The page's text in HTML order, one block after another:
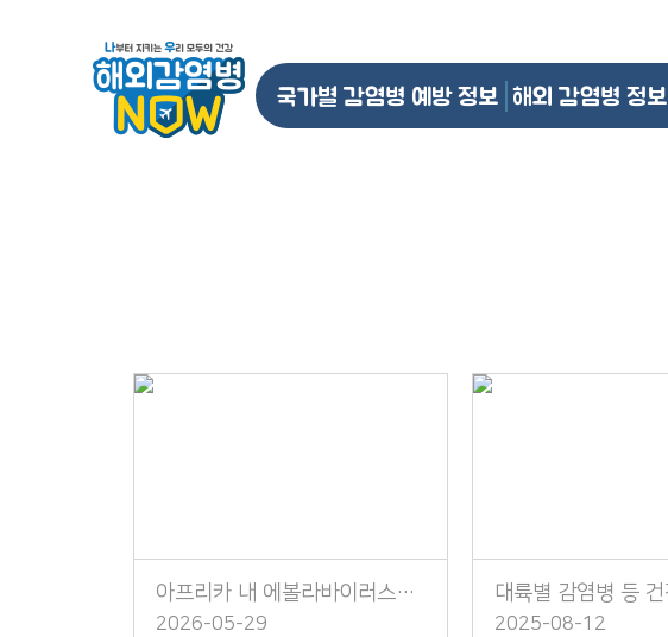
국가별 감염병 예방 정보 해외 감염병 정보
아프리카 내 에볼라바이러스병 발생 주의!
2026-05-29 2025-08-12